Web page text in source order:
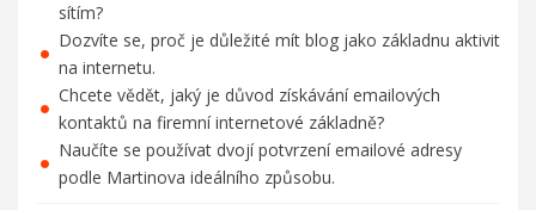
sítím?
Dozvíte se, proč je důležité mít blog jako základnu aktivit
na internetu.
Chcete vědět, jaký je důvod získávání emailových
kontaktů na firemní internetové základně?
Naučíte se používat dvojí potvrzení emailové adresy
podle Martinova ideálního způsobu.